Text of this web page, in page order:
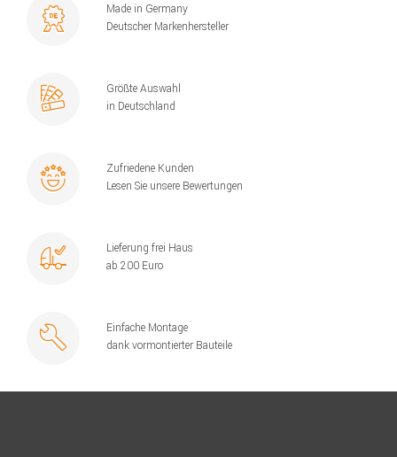
Made in Germany
Deutscher Markenhersteller
Größte Auswahl
in Deutschland
Zufriedene Kunden
Lesen Sie unsere Bewertungen
Lieferung frei Haus
ab 200 Euro
Einfache Montage
dank vormontierter Bauteile